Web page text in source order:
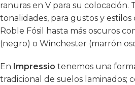
ranuras en V para su colocación.
tonalidades, para gustos y
Roble Fósil hasta más oscuros
(negro) o Winchester (marrón
En Impressio tenemos una
tradicional de suelos laminados;